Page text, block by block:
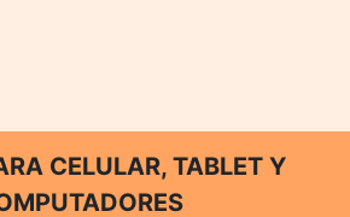
CELULAR, TABLET Y